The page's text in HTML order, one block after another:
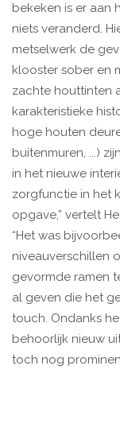
bekeken is er aan
niets veranderd.
metselwerk de
klooster sober en
zachte houttinten
karakteristieke
hoge houten
buitenmuren, ...)
in het nieuwe
zorgfunctie in het
opgave,” vertelt
“Het was
niveauverschillen
gevormde ramen
al geven die het
touch. Ondanks
behoorlijk nieuw
toch nog